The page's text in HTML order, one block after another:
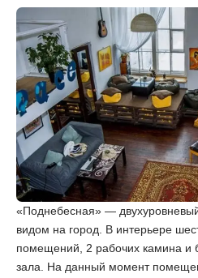
«Поднебесная» —
видом на город. В интерьере
помещений, 2 рабочих камина и
зала. На данный момент